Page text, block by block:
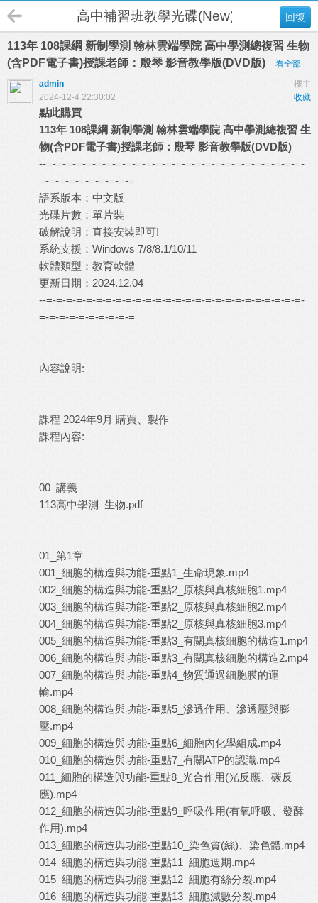
回復
高中補習班教學光碟(New)
113年 108課綱 新制學測 翰林雲端學院 高中學測總複習 生物
(含PDF電子書)授課老師：殷琴 影音教學版(DVD版)
看全部
樓主
admin
收藏
2024-12-4 22:30:02
點此購買
113年 108課綱 新制學測 翰林雲端學院 高中學測總複習 生
物(含PDF電子書)授課老師：殷琴 影音教學版(DVD版)
--=-=-=-=-=-=-=-=-=-=-=-=-=-=-=-=-=-=-=-=-=-=-=-=-=-=-
=-=-=-=-=-=-=-=-=-=
語系版本：中文版
光碟片數：單片裝
破解說明：直接安裝即可!
系統支援：Windows 7/8/8.1/10/11
軟體類型：教育軟體
更新日期：2024.12.04
--=-=-=-=-=-=-=-=-=-=-=-=-=-=-=-=-=-=-=-=-=-=-=-=-=-=-
=-=-=-=-=-=-=-=-=-=
內容說明:
課程 2024年9月 購買、製作
課程內容:
00_講義
113高中學測_生物.pdf
01_第1章
001_細胞的構造與功能-重點1_生命現象.mp4
002_細胞的構造與功能-重點2_原核與真核細胞1.mp4
003_細胞的構造與功能-重點2_原核與真核細胞2.mp4
004_細胞的構造與功能-重點2_原核與真核細胞3.mp4
005_細胞的構造與功能-重點3_有關真核細胞的構造1.mp4
006_細胞的構造與功能-重點3_有關真核細胞的構造2.mp4
007_細胞的構造與功能-重點4_物質通過細胞膜的運
輸.mp4
008_細胞的構造與功能-重點5_滲透作用、滲透壓與膨
壓.mp4
009_細胞的構造與功能-重點6_細胞內化學組成.mp4
010_細胞的構造與功能-重點7_有關ATP的認識.mp4
011_細胞的構造與功能-重點8_光合作用(光反應、碳反
應).mp4
012_細胞的構造與功能-重點9_呼吸作用(有氧呼吸、發酵
作用).mp4
013_細胞的構造與功能-重點10_染色質(絲)、染色體.mp4
014_細胞的構造與功能-重點11_細胞週期.mp4
015_細胞的構造與功能-重點12_細胞有絲分裂.mp4
016_細胞的構造與功能-重點13_細胞減數分裂.mp4